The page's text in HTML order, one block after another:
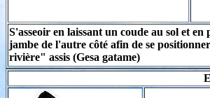
S'asseoir en laissant un coude au sol et en
jambe de l'autre côté afin de se
rivière" assis (Gesa gatame)